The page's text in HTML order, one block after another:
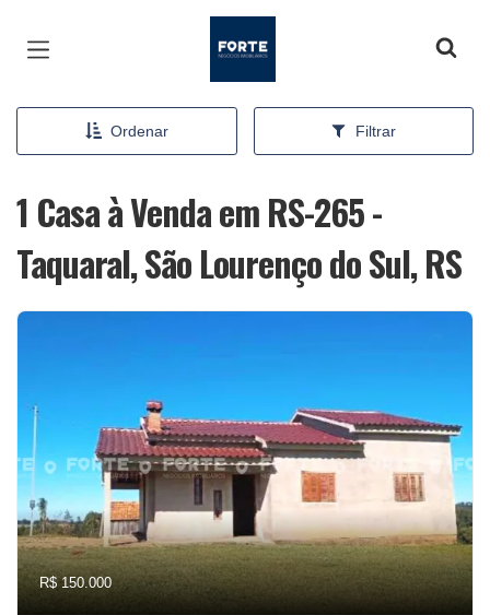
Ordenar Filtrar
1 Casa à Venda em RS-265 -
Taquaral, São Lourenço do Sul, RS
R$ 150.000